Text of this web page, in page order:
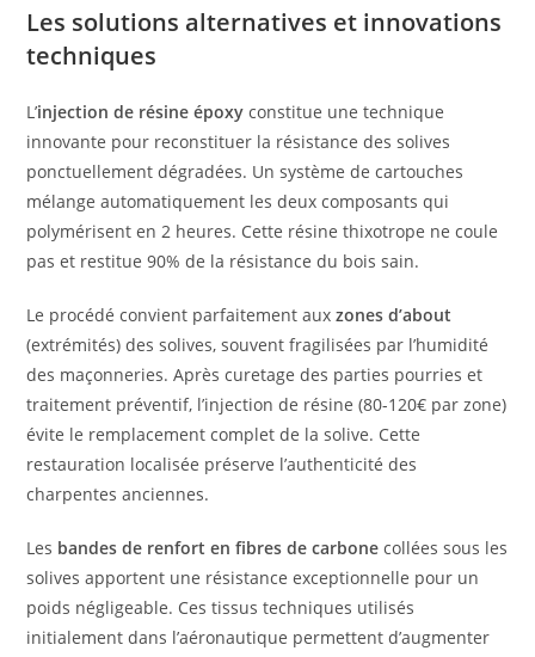
Les solutions alternatives et innovations
techniques
L’injection de résine époxy constitue une technique
innovante pour reconstituer la résistance des solives
ponctuellement dégradées. Un système de cartouches
mélange automatiquement les deux composants qui
polymérisent en 2 heures. Cette résine thixotrope ne coule
pas et restitue 90% de la résistance du bois sain.
Le procédé convient parfaitement auxzones d’about
(extrémités) des solives, souvent fragilisées par l’humidité
des maçonneries. Après curetage des parties pourries et
traitement préventif, l’injection de résine (80-120€ par zone)
évite le remplacement complet de la solive. Cette
restauration localisée préserve l’authenticité des
charpentes anciennes.
Les bandes de renfort en fibres de carbone collées sous les
solives apportent une résistance exceptionnelle pour un
poids négligeable. Ces tissus techniques utilisés
initialement dans l’aéronautique permettent d’augmenter